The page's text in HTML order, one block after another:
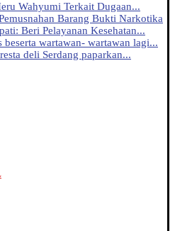
Wahyumi Terkait Dugaan...
Barang Bukti Narkotika
Beri Pelayanan Kesehatan...
wartawan- wartawan lagi...
deli Serdang paparkan...